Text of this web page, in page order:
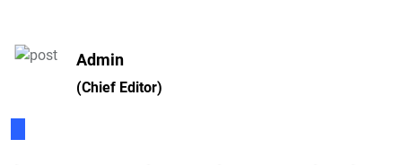
Admin
(Chief Editor)